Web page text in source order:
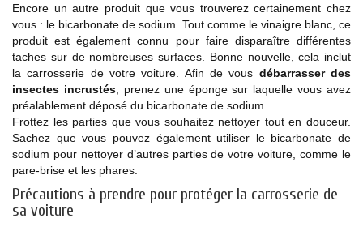
Encore un autre produit que vous trouverez certainement chez
vous : le bicarbonate de sodium. Tout comme le vinaigre blanc, ce
produit est également connu pour faire disparaître différentes
taches sur de nombreuses surfaces. Bonne nouvelle, cela inclut
la carrosserie de votre voiture. Afin de vous débarrasser des
insectes incrustés, prenez une éponge sur laquelle vous avez
préalablement déposé du bicarbonate de sodium.
Frottez les parties que vous souhaitez nettoyer tout en douceur.
Sachez que vous pouvez également utiliser le bicarbonate de
sodium pour nettoyer d’autres parties de votre voiture, comme le
pare-brise et les phares.
Précautions à prendre pour protéger la carrosserie de
sa voiture